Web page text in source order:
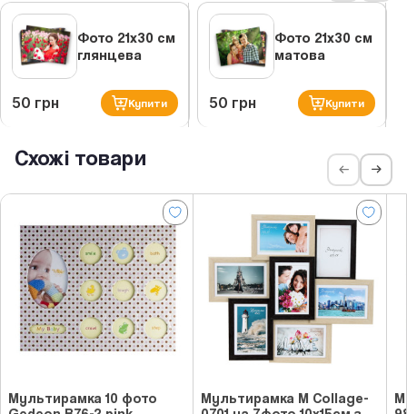
Фото 21х30 см
глянцева
50 грн Купити
Фото 21х30 см
матова
50 грн Купити
Схожі товари
Мультирамка 10 фото
Мультирамка M Collage-